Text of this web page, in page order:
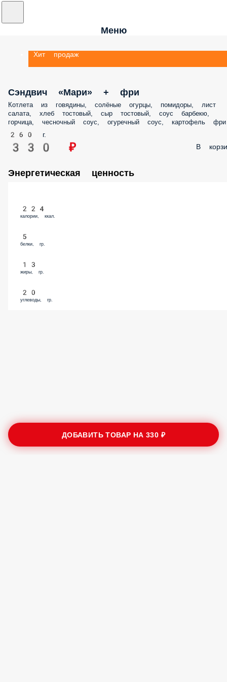
Меню
Хит продаж
Сэндвич «Мари» + фри
Котлета из говядины, солёные огурцы, помидоры, лист
салата, хлеб тостовый, сыр тостовый, соус барбекю,
горчица, чесночный соус, огуречный соус, картофель фри
260 г.
330 ₽ В
Энергетическая ценность
224
калории, ккал.
5
белки, гр.
13
жиры, гр.
20
углеводы, гр.
ДОБАВИТЬ ТОВАР НА330 ₽